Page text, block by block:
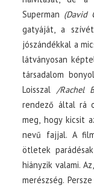
Superman (David
gatyáját, a
jószándékkal a
látványosan
társadalom
Loisszal /Rachel
rendező által rá
meg, hogy kicsit
nevű fajjal. A
ötletek
hiányzik valami.
merészség.